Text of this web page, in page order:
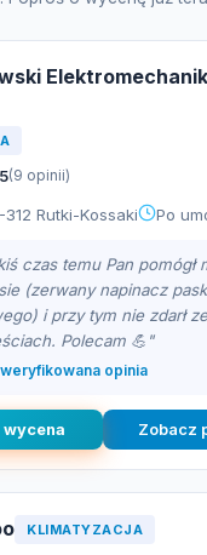
(9 opinii)
Rutki-Kossaki Po
czas temu Pan pomógł
(zerwany napinacz
i przy tym nie zdarł
Polecam 💪"
opinia
wycena Zobacz
KLIMATYZACJA